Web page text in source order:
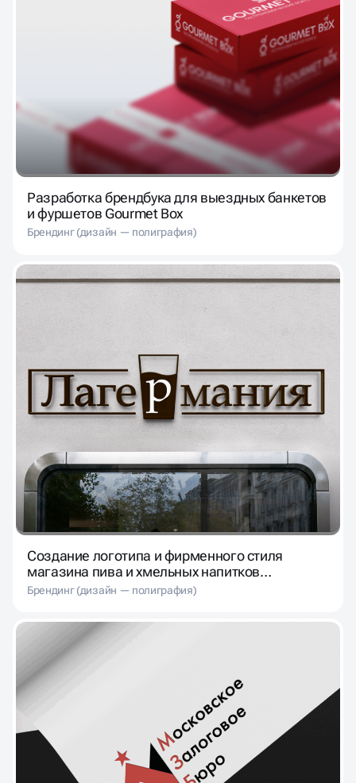
Разработка брендбука для выездных банкетов
и фуршетов Gourmet Box
Брендинг (дизайн — полиграфия)
Создание логотипа и фирменного стиля
магазина пива и хмельных напитков
«Лагермания»
Брендинг (дизайн — полиграфия)